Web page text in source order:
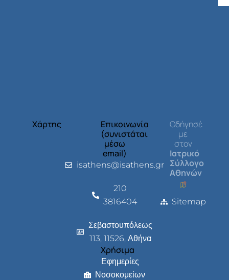
Χάρτης
Επικοινωνία
(συνιστάται
μέσω
email)
isathens@isathens.gr
210
3816404
Σεβαστουπόλεως
113, 11526, Αθήνα
Χρήσιμα
Εφημερίες
Νοσοκομείων
Οδήγησέ
με
στον
Ιατρικό
Σύλλογο
Αθηνών
Sitemap